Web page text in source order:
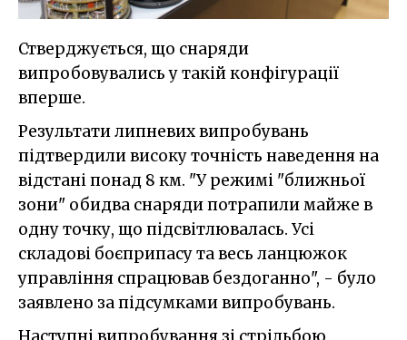
Стверджується, що снаряди
випробовувались у такій конфігурації
вперше.
Результати липневих випробувань
підтвердили високу точність наведення на
відстані понад 8 км. "У режимі "ближньої
зони" обидва снаряди потрапили майже в
одну точку, що підсвітлювалась. Усі
складові боєприпасу та весь ланцюжок
управління спрацював бездоганно", - було
заявлено за підсумками випробувань.